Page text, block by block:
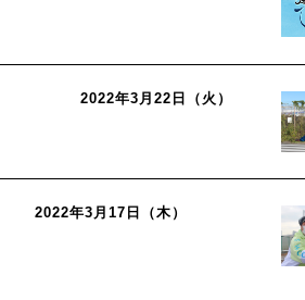
2022年3月22日（火）
2022年3月17日（木）